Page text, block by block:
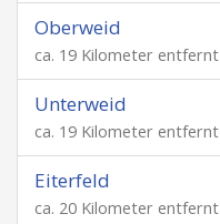
Oberweid
ca. 19 Kilometer entfernt
Unterweid
ca. 19 Kilometer entfernt
Eiterfeld
ca. 20 Kilometer entfernt